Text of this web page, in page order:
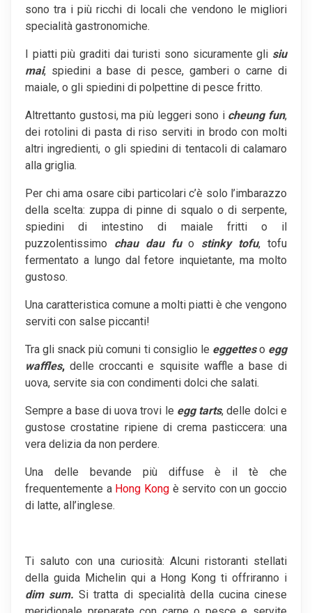
sono tra i più ricchi di locali che vendono le migliori
specialità gastronomiche.
I piatti più graditi dai turisti sono sicuramente gli siu
mai, spiedini a base di pesce, gamberi o carne di
maiale, o gli spiedini di polpettine di pesce fritto.
Altrettanto gustosi, ma più leggeri sono i cheung fun,
dei rotolini di pasta di riso serviti in brodo con molti
altri ingredienti, o gli spiedini di tentacoli di calamaro
alla griglia.
Per chi ama osare cibi particolari c’è solo l’imbarazzo
della scelta: zuppa di pinne di squalo o di serpente,
spiedini di intestino di maiale fritti o il
puzzolentissimo chau dau fu o stinky tofu, tofu
fermentato a lungo dal fetore inquietante, ma molto
gustoso.
Una caratteristica comune a molti piatti è che vengono
serviti con salse piccanti!
Tra gli snack più comuni ti consiglio le eggetteso egg
waffles, delle croccanti e squisite waffle a base di
uova, servite sia con condimenti dolci che salati.
Sempre a base di uova trovi le egg tarts, delle dolci e
gustose crostatine ripiene di crema pasticcera: una
vera delizia da non perdere.
Una delle bevande più diffuse è il tè che
frequentemente a Hong Kongè servito con un goccio
di latte, all’inglese.
Ti saluto con una curiosità: Alcuni ristoranti stellati
della guida Michelin qui a Hong Kong ti offriranno i
dim sum.Si tratta di specialità della cucina cinese